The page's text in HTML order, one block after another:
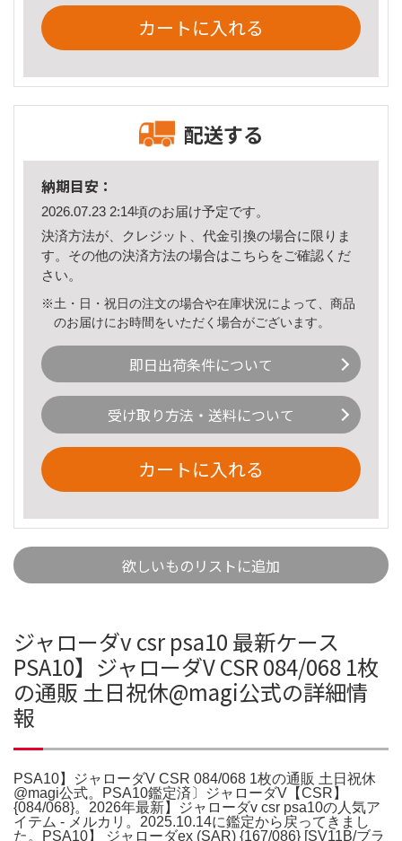
カートに入れる
配送する
納期目安：
2026.07.23 2:14頃のお届け予定です。
決済方法が、クレジット、代金引換の場合に限りま
す。その他の決済方法の場合はこちら をご確認くだ
さい。
※土・日・祝日の注文の場合や在庫状況によって、商品
のお届けにお時間をいただく場合がございます。
即日出荷条件について
受け取り方法・送料について
カートに入れる
欲しいものリストに追加
ジャローダv csr psa10 最新ケース
PSA10】ジャローダV CSR 084/068 1枚
の通販 土日祝休@magi公式の詳細情
報
PSA10】ジャローダV CSR 084/068 1枚の通販 土日祝休
@magi公式。PSA10鑑定済〕ジャローダV【CSR】
{084/068}。2026年最新】ジャローダv csr psa10の人気ア
イテム - メルカリ。2025.10.14に鑑定から戻ってきまし
た。PSA10】 ジャローダex (SAR) {167/086} [SV11B/ブラ